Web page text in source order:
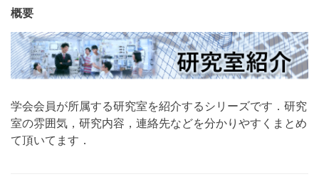
連
載
概要
学会会員が所属する研究室を紹介するシリーズです．研究
室の雰囲気，研究内容，連絡先などを分かりやすくまとめ
て頂いてます．